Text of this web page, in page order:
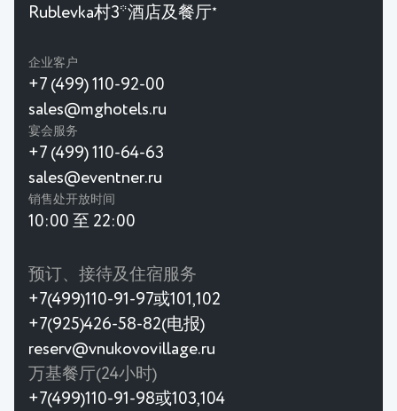
Rublevka村3*酒店及餐厅★
企业客户
+7 (499) 110-92-00
sales@mghotels.ru
宴会服务
+7 (499) 110-64-63
sales@eventner.ru
销售处开放时间
10:00 至 22:00
预订、接待及住宿服务
+7(499)110-91-97或101,102
+7(925)426-58-82(电报)
reserv@vnukovovillage.ru
万基餐厅(24小时)
+7(499)110-91-98或103,104